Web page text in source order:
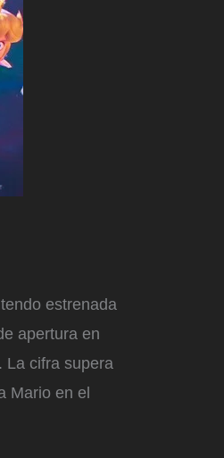
estrenada
apertura en
La cifra supera
Mario en el